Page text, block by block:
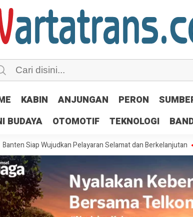
KABIN ANJUNGAN PERON
BUDAYA
OTOMOTIF TEKNOLOGI
Wujudkan Pelayaran Selamat dan Berkelanjutan